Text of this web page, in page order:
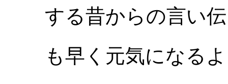
する昔からの言い
も早く元気になる